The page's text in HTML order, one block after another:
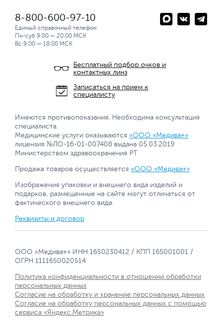
8-800-600-97-10
Единый справочный телефон
Пн-суб 9:00 — 20:00 МСК
Вс.9:00 — 18:00 МСК
Бесплатный подбор очков и
контактных линз
Записаться на прием к
специалисту
Имеются противопоказания. Необходима консультация
специалиста.
Медицинские услуги оказываются «ООО «Медива+»
лицензия №ЛО-16-01-007408 выдана 05.03.2019
Министерством здравоохранения РТ
Продажа товаров осуществляется «ООО «Медива+»
Изображения упаковки и внешнего вида изделий и
подарков, размещенные на сайте могут отличаться от
фактического внешнего вида.
Реквизиты и договор
ООО «Медива+» ИНН 1650230412 / КПП 165001001 /
ОГРН 1111650020514
Политика конфиденциальности в отношении обработки
персональных данных
Согласие на обработку и хранение персональных данных
Согласие на обработку персональных данных с помощью
сервиса «Яндекс.Метрика»